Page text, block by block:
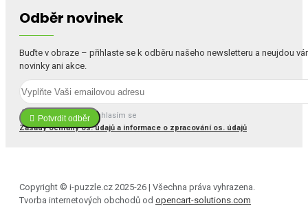
Odběr novinek
Buďte v obraze – přihlaste se k odběru našeho newsletteru a neujdou
novinky ani akce.
Potvrdit odběr
Četl(a) jsem a souhlasím se
Zásady ochrany os. údajů a informace o zpracování os. údajů
Copyright © i-puzzle.cz 2025-26 | Všechna práva vyhrazena.
Tvorba internetových obchodů od opencart-solutions.com